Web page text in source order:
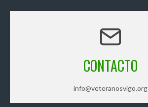
CONTACTO
info@veteranosvigo.org